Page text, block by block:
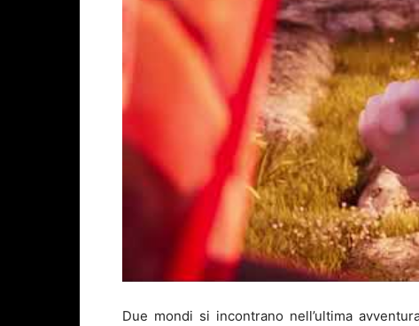
Due mondi si incontrano nell’ultima